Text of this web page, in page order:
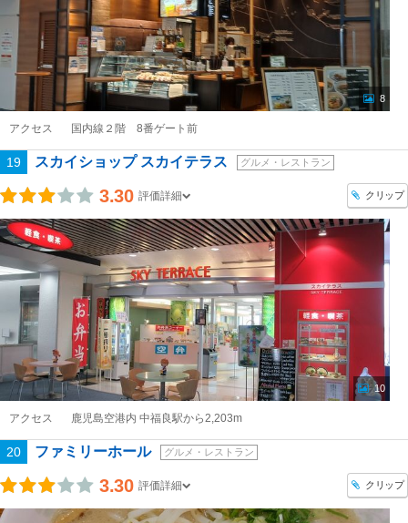
8
アクセス 国内線２階 8番ゲート前
19 スカイショップ スカイテラス グルメ・レストラン
3.30 評価詳細 クリップ
10
アクセス 鹿児島空港内 中福良駅から2,203m
20 ファミリーホール グルメ・レストラン
3.30 評価詳細 クリップ